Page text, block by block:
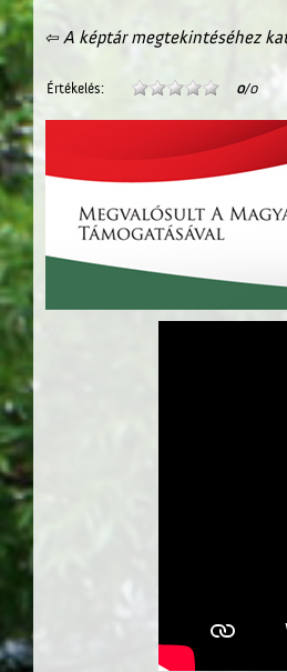
⇦ A képtár megtekintéséhez
Értékelés: 0/0